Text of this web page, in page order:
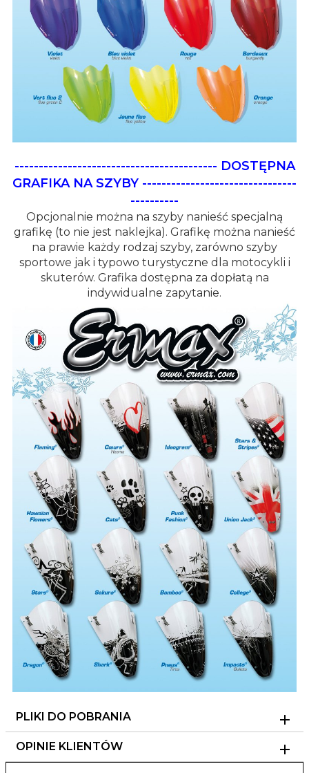
------------------------------------------ DOSTĘPNA
GRAFIKA NA SZYBY --------------------------------
----------
Opcjonalnie można na szyby nanieść specjalną
grafikę (to nie jest naklejka). Grafikę można nanieść
na prawie każdy rodzaj szyby, zarówno szyby
sportowe jak i typowo turystyczne dla motocykli i
skuterów. Grafika dostępna za dopłatą na
indywidualne zapytanie.
PLIKI DO POBRANIA
OPINIE KLIENTÓW